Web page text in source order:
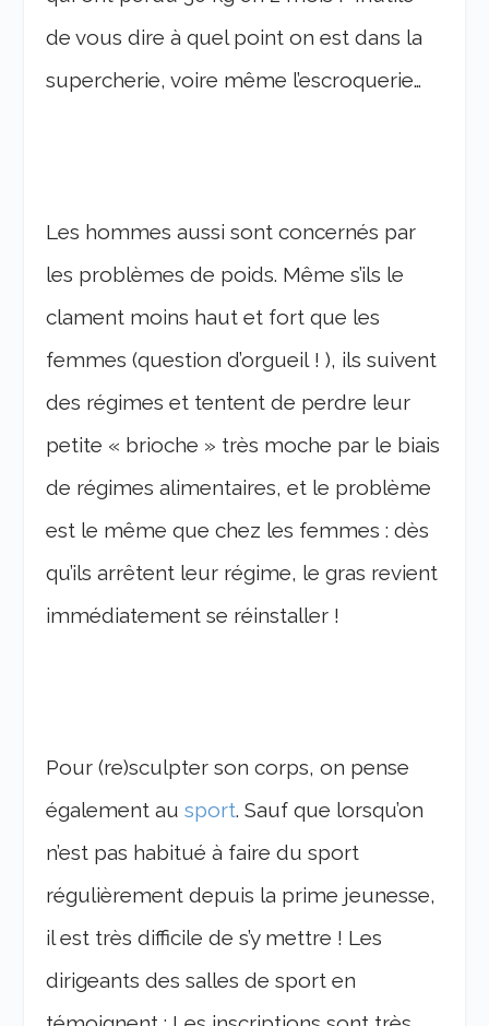
de vous dire à quel point on est dans la
supercherie, voire même l’escroquerie…
Les hommes aussi sont concernés par
les problèmes de poids. Même s’ils le
clament moins haut et fort que les
femmes (question d’orgueil ! ), ils suivent
des régimes et tentent de perdre leur
petite « brioche » très moche par le biais
de régimes alimentaires, et le problème
est le même que chez les femmes : dès
qu’ils arrêtent leur régime, le gras revient
immédiatement se réinstaller !
Pour (re)sculpter son corps, on pense
également ausport. Sauf que lorsqu’on
n’est pas habitué à faire du sport
régulièrement depuis la prime jeunesse,
il est très difficile de s’y mettre ! Les
dirigeants des salles de sport en